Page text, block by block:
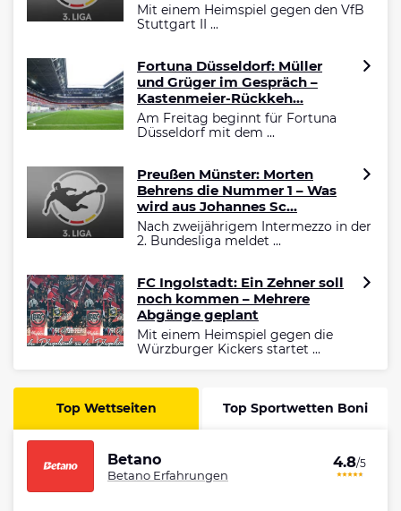
Mit einem Heimspiel gegen den VfB
Stuttgart II ...
Fortuna Düsseldorf: Müller
und Grüger im Gespräch –
Kastenmeier-Rückkeh...
Am Freitag beginnt für Fortuna
Düsseldorf mit dem ...
Preußen Münster: Morten
Behrens die Nummer 1 – Was
wird aus Johannes Sc...
Nach zweijährigem Intermezzo in der
2. Bundesliga meldet ...
FC Ingolstadt: Ein Zehner soll
noch kommen – Mehrere
Abgänge geplant
Mit einem Heimspiel gegen die
Würzburger Kickers startet ...
Top Wettseiten Top Sportwetten Boni
Betano
Betano Erfahrungen
4.8/5